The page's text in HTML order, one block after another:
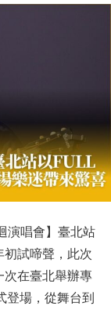
演唱會】臺北站
初試啼聲，此次
次在臺北舉辦專
登場，從舞台到